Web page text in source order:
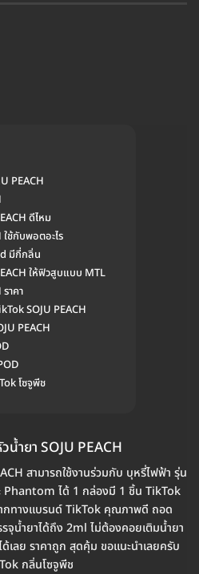
PEACH
ดีไหม
ใช้กับพอตอะไร
มีกี่กลิ่น
ให้ฟิวสูบแบบ MTL
าคา
SOJU PEACH
PEACH
โซจูพีช
ำยา SOJU PEACH
สามารถใช้งานร่วมกับ บุหรี่ไฟฟ้า รุ่น
ได้ 1 กล่องมี 1 ชิ้น TikTok
กทางแบรนด์ TikTok คุณภาพดี ถอด
จุน้ำยาได้ถึง 2ml ไม่ต้องคอยเติมน้ำยา
เลย ราคาถูก สุดคุ้ม ขอแนะนำเลยครับ
กลิ่นโซจูพีช